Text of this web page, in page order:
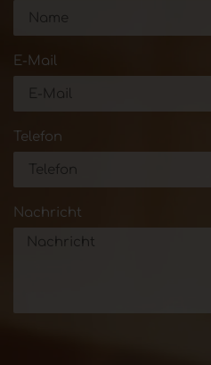
E-Mail
Telefon
Nachricht